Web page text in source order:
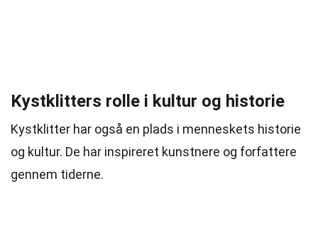
Kystklitters rolle i kultur og historie
Kystklitter har også en plads i menneskets historie
og kultur. De har inspireret kunstnere og forfattere
gennem tiderne.